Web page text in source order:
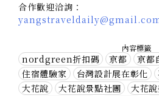
合作歡迎洽詢：
內容標籤
nordgreen折扣碼 京都 京都
住宿體驗家
台灣設計展在彰化
大花說
大花說景點社團 大花